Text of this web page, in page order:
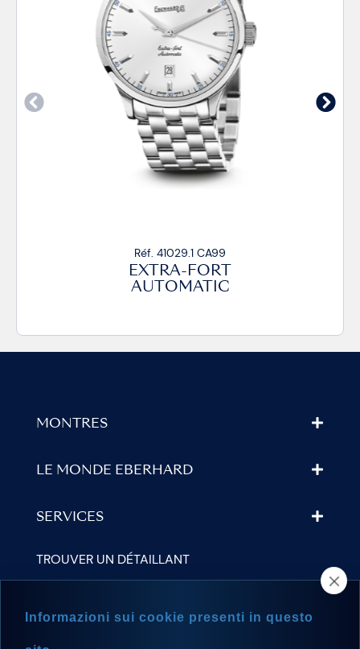
MONTRES
LE MONDE EBERHARD
SERVICES
TROUVER UN DÉTAILLANT
Informazioni sui cookie presenti in questo